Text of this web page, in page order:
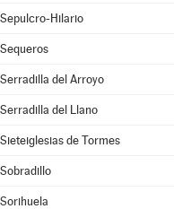
Sepulcro-Hilario
Sequeros
Serradilla del Arroyo
Serradilla del Llano
Sieteiglesias de Tormes
Sobradillo
Sorihuela